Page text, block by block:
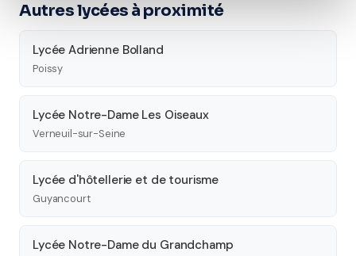
Autres lycées à proximité
Lycée Adrienne Bolland
Poissy
Lycée Notre-Dame Les Oiseaux
Verneuil-sur-Seine
Lycée d'hôtellerie et de tourisme
Guyancourt
Lycée Notre-Dame du Grandchamp